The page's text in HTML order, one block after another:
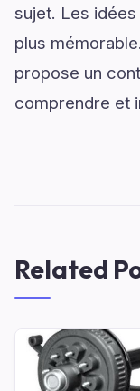
sujet. Les
plus
propose un
comprendre et
Related